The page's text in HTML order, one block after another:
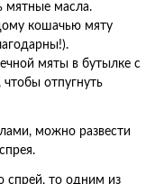
мятные масла.
кошачью мяту
мяты в бутылке с
отпугнуть
можно развести
спрей, то одним из